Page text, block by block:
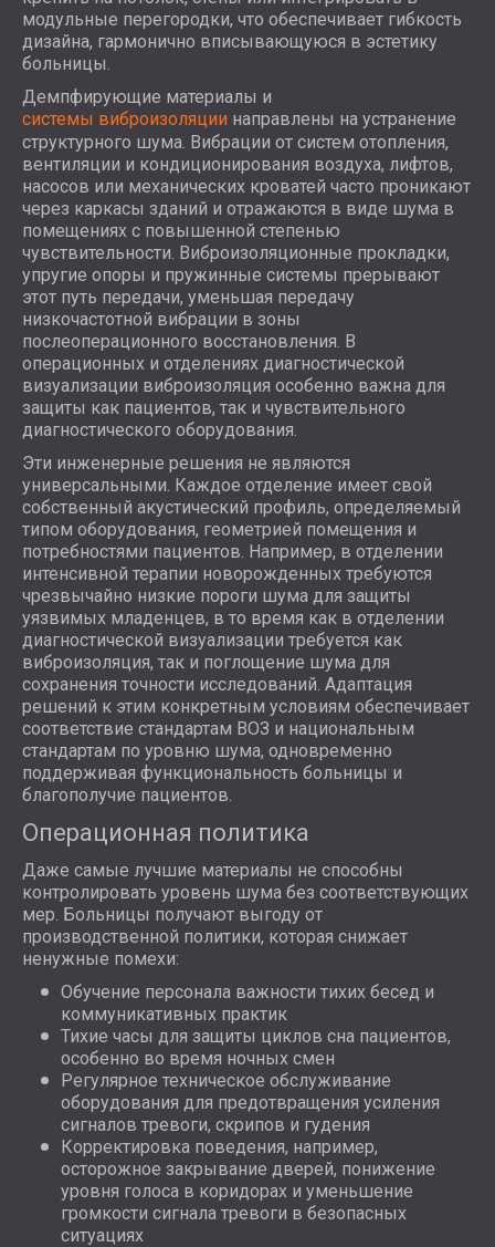
модульные перегородки, что обеспечивает гибкость
дизайна, гармонично вписывающуюся в эстетику
больницы.
Демпфирующие материалы и
системы виброизоляции направлены на устранение
структурного шума. Вибрации от систем отопления,
вентиляции и кондиционирования воздуха, лифтов,
насосов или механических кроватей часто проникают
через каркасы зданий и отражаются в виде шума в
помещениях с повышенной степенью
чувствительности. Виброизоляционные прокладки,
упругие опоры и пружинные системы прерывают
этот путь передачи, уменьшая передачу
низкочастотной вибрации в зоны
послеоперационного восстановления. В
операционных и отделениях диагностической
визуализации виброизоляция особенно важна для
защиты как пациентов, так и чувствительного
диагностического оборудования.
Эти инженерные решения не являются
универсальными. Каждое отделение имеет свой
собственный акустический профиль, определяемый
типом оборудования, геометрией помещения и
потребностями пациентов. Например, в отделении
интенсивной терапии новорожденных требуются
чрезвычайно низкие пороги шума для защиты
уязвимых младенцев, в то время как в отделении
диагностической визуализации требуется как
виброизоляция, так и поглощение шума для
сохранения точности исследований. Адаптация
решений к этим конкретным условиям обеспечивает
соответствие стандартам ВОЗ и национальным
стандартам по уровню шума, одновременно
поддерживая функциональность больницы и
благополучие пациентов.
Операционная политика
Даже самые лучшие материалы не способны
контролировать уровень шума без соответствующих
мер. Больницы получают выгоду от
производственной политики, которая снижает
ненужные помехи:
Обучение персонала важности тихих бесед и
коммуникативных практик
Тихие часы для защиты циклов сна пациентов,
особенно во время ночных смен
Регулярное техническое обслуживание
оборудования для предотвращения усиления
сигналов тревоги, скрипов и гудения
Корректировка поведения, например,
осторожное закрывание дверей, понижение
уровня голоса в коридорах и уменьшение
громкости сигнала тревоги в безопасных
ситуациях